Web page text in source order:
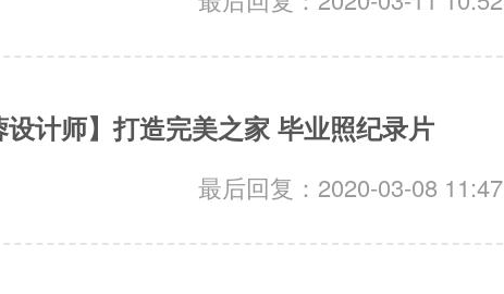
设计师】打造完美之家 毕业照纪录片
最后回复：2020-03-08 11:47